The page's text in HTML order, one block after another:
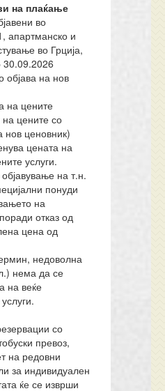
на плаќање
во
апартманско и
во Грција,
30.09.2026
објава на нов
на цените
цените со
нов ценовник)
цената на
услуги.
на т.н.
понуди
на
отказ од
цена од
недоволна
нема да се
на веќе
со
превоз,
на редовни
за индивидуален
ќе се изврши